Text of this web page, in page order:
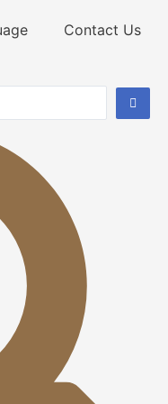
Contact Us